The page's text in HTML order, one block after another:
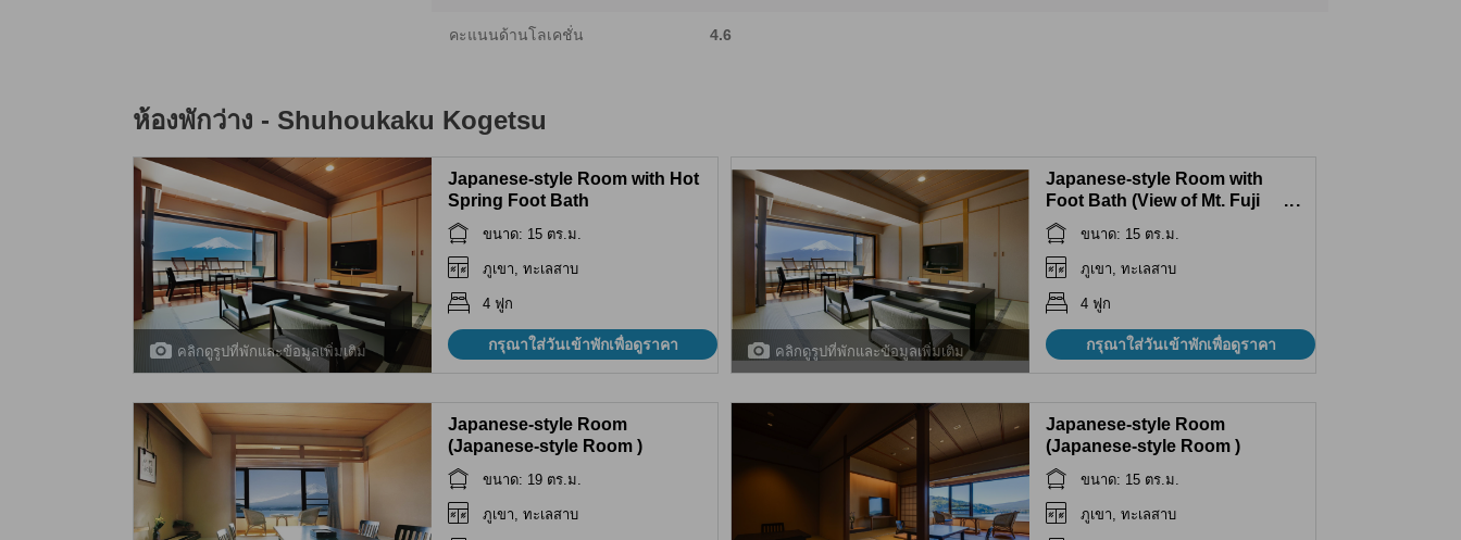
คะแนนด้านโลเคชั่น 4.6
ห้องพักว่าง - Shuhoukaku Kogetsu
คลิกดูรูปที่พักและข้อมูลเพิ่มเติม
Japanese-style Room with Hot
Spring Foot Bath
ขนาด: 15 ตร.ม.
ภูเขา, ทะเลสาบ
4 ฟูก
กรุณาใส่วันเข้าพักเพื่อดูราคา คลิกดูรูปที่พักและข้อมูลเพิ่มเติม
Japanese-style Room with
Foot Bath (View of Mt. Fuji
beyond Lake Kawaguchi)
...
ขนาด: 15 ตร.ม.
ภูเขา, ทะเลสาบ
4 ฟูก
กรุณาใส่วันเข้าพักเพื่อดูราคา
Japanese-style Room
(Japanese-style Room )
ขนาด: 19 ตร.ม.
ภูเขา, ทะเลสาบ
Japanese-style Room
(Japanese-style Room )
ขนาด: 15 ตร.ม.
ภูเขา, ทะเลสาบ